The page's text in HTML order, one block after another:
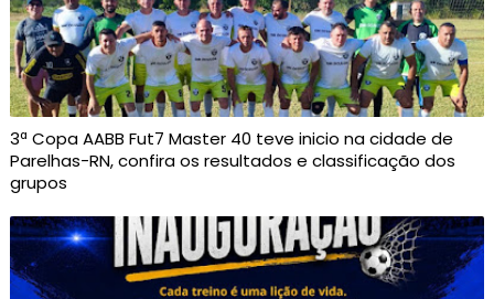
3ª Copa AABB Fut7 Master 40 teve inicio na cidade de
Parelhas-RN, confira os resultados e classificação dos
grupos